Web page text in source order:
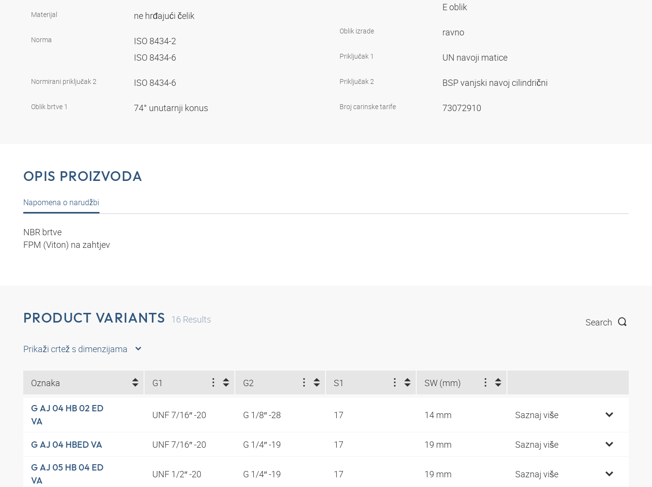
Materijal ne hrđajući čelik
Norma
ISO 8434-2
ISO 8434-6
Normirani priključak 2 ISO 8434-6
Oblik brtve 1 74° unutarnji konus
E oblik
Oblik izrade ravno
Priključak 1 UN navoji matice
Priključak 2 BSP vanjski navoj cilindrični
Broj carinske tarife 73072910
OPIS PROIZVODA
Napomena o narudžbi
NBR brtve
FPM (Viton) na zahtjev
PRODUCT VARIANTS 16 Results Search
Prikaži crtež s dimenzijama
Oznaka G1 G2 S1 SW (mm)
G AJ 04 HB 02 ED
VA
UNF 7/16″ -20 G 1/8″ -28 17 14 mm Saznaj više
G AJ 04 HBED VA UNF 7/16″ -20 G 1/4″ -19 17 19 mm Saznaj više
G AJ 05 HB 04 ED
VA
UNF 1/2″ -20 G 1/4″ -19 17 19 mm Saznaj više